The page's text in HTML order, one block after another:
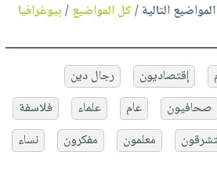
التالية /كل المواضيع/بيوغرافيا
إقتصاديون
رجال دين
صحافيون عام علماء
فلاسفة
معلمون مفكرون نساء